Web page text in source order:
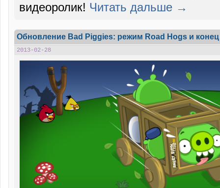
видеоролик! Читать дальше →
Обновление Bad Piggies: режим Road Hogs и
2013-02-28